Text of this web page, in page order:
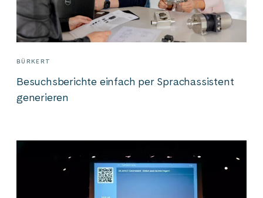
BÜRKERT
Besuchsberichte einfach per Sprachassistent
generieren